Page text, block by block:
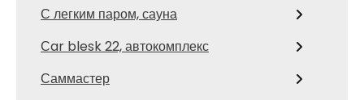
С легким паром, сауна
Сar blesk 22, автокомплекс
Саммастер